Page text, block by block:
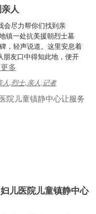
人
会尽力帮你们找到亲
镇一处抗美援朝烈士墓
，轻声说道。这里安息着
朋友口中得知此地，便开
多
人,烈士,亲人,记者
儿医院儿童镇静中心